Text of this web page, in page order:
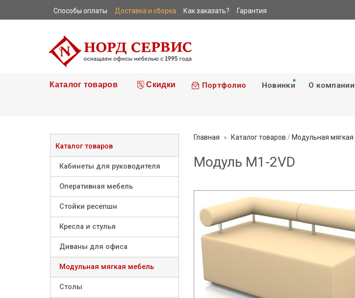
Способы оплаты Доставка и сборка Как заказать? Гарантия
Каталог товаров Скидки Портфолио Новинки О компании
Каталог товаров
Кабинеты для руководителя
Оперативная мебель
Стойки ресепшн
Кресла и стулья
Диваны для офиса
Модульная мягкая мебель
Столы
Главная Каталог товаров / Модульная
Модуль М1-2VD